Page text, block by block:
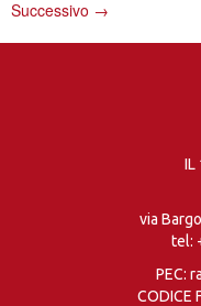
Successivo →
IL
via
tel:
PEC:
CODICE